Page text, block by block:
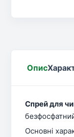
Опис
Спрей для
Основні